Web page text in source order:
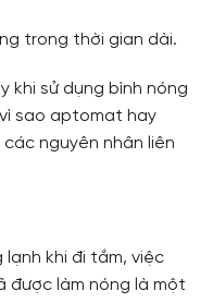
trong thời gian dài.
khi sử dụng bình nóng
sao aptomat hay
nguyên nhân liên
khi đi tắm, việc
được làm nóng là một